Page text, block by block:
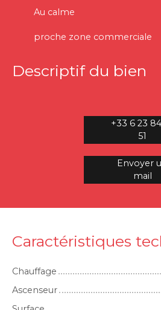
Au calme
proche zone commerciale
Descriptif du bien
+33 6 23
51
Envoyer
mail
Caractéristiques
Chauffage
Ascenseur